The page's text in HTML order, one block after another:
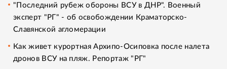
"Последний рубеж обороны ВСУ в ДНР". Военный
эксперт "РГ" - об освобождении Краматорско-
Славянской агломерации
Как живет курортная Архипо-Осиповка после налета
дронов ВСУ на пляж. Репортаж "РГ"